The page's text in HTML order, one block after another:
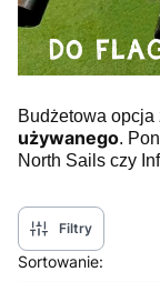
Budżetowa
używanego.
North Sails czy
Filtry
Lista
Sortowanie: